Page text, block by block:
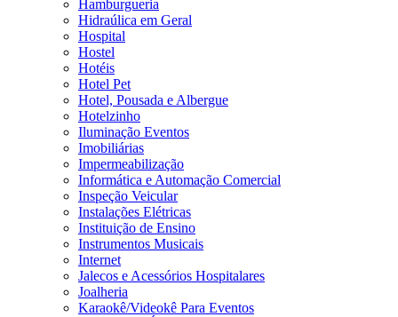
Hamburgueria
Hidraúlica em Geral
Hospital
Hostel
Hotéis
Hotel Pet
Hotel, Pousada e Albergue
Hotelzinho
Iluminação Eventos
Imobiliárias
Impermeabilização
Informática e Automação Comercial
Inspeção Veicular
Instalações Elétricas
Instituição de Ensino
Instrumentos Musicais
Internet
Jalecos e Acessórios Hospitalares
Joalheria
Karaokê/Videokê Para Eventos